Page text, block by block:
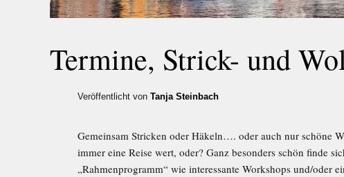
Termine, Strick- und
Veröffentlicht von Tanja Steinbach
Gemeinsam Stricken oder Häkeln…. oder auch nur schöne
immer eine Reise wert, oder? Ganz besonders schön finde
„Rahmenprogramm“ wie interessante Workshops und/oder